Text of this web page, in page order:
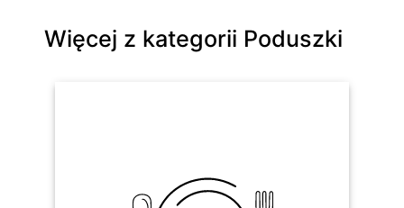
Więcej z kategorii Poduszki